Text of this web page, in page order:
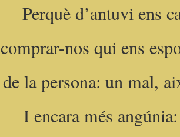
Perquè d’antuvi ens
comprar-nos qui ens
de la persona: un mal,
I encara més